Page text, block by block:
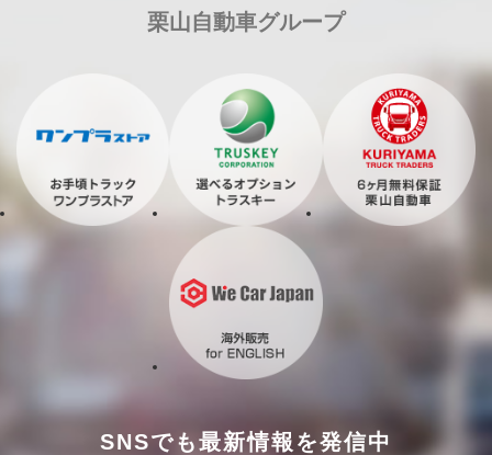
栗山自動車グループ
SNSでも最新情報を発信中